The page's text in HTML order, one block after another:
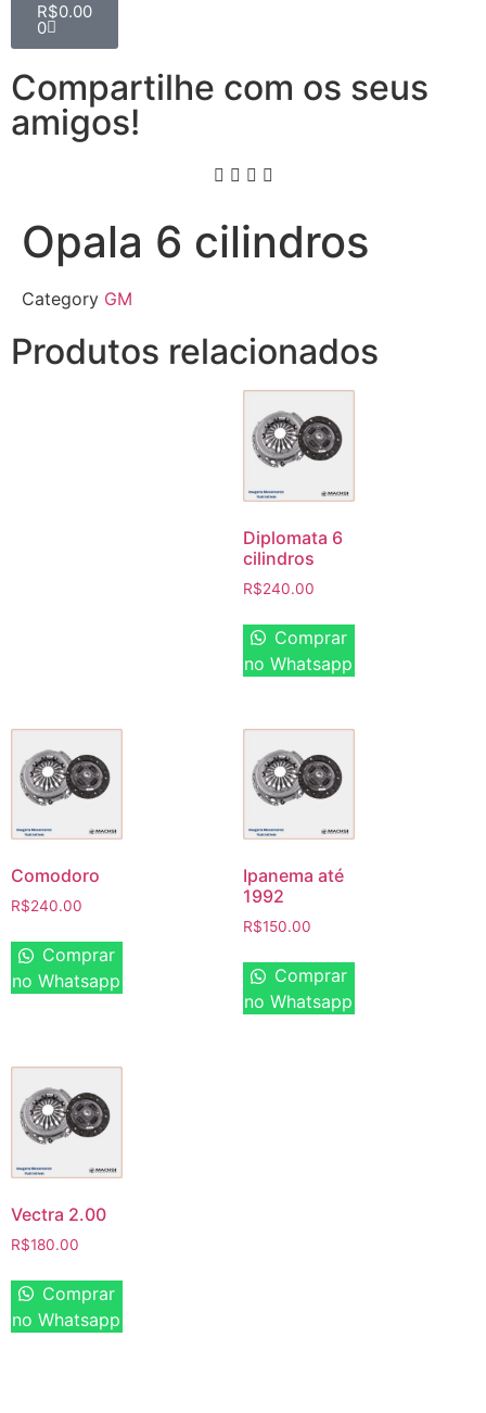
R$0.00
0
Compartilhe com os seus
amigos!
Opala 6 cilindros
Category GM
Produtos relacionados
Diplomata 6
cilindros
R$240.00
Comprar
no Whatsapp
Comodoro
R$240.00
Comprar
no Whatsapp
Ipanema até
1992
R$150.00
Comprar
no Whatsapp
Vectra 2.00
R$180.00
Comprar
no Whatsapp